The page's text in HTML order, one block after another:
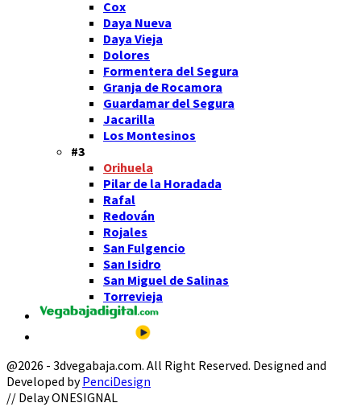
Cox
Daya Nueva
Daya Vieja
Dolores
Formentera del Segura
Granja de Rocamora
Guardamar del Segura
Jacarilla
Los Montesinos
#3
Orihuela
Pilar de la Horadada
Rafal
Redován
Rojales
San Fulgencio
San Isidro
San Miguel de Salinas
Torrevieja
@2026 - 3dvegabaja.com. All Right Reserved. Designed and
Developed byPenciDesign
Facebook
Twitter
Instagram
Youtube
Email
// Delay ONESIGNAL